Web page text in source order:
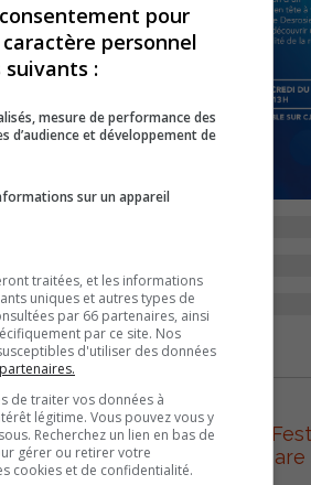
voyage d’échange
Le
pour
personnel
suivants :
mesure de performance des
d’audience et développement de
sur un appareil
traitées, et les informations
uniques et autres types de
par 66 partenaires, ainsi
par ce site. Nos
d'utiliser des données
de traiter vos données à
légitime. Vous pouvez vous y
Recherchez un lien en bas de
gérer ou retirer votre
cookies et de confidentialité.